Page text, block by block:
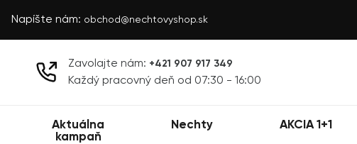
Napíšte nám: obchod@nechtovyshop.sk
Zavolajte nám: +421 907 917 349
Každý pracovný deň od 07:30 - 16:00
Aktuálna
kampaň
Nechty AKCIA 1+1